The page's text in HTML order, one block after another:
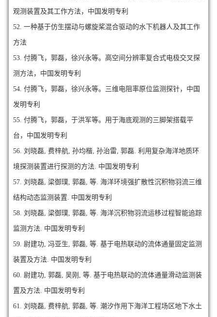
观测装置及其工作方法，中国发明专利
52. 一种基于仿生摆动与螺旋桨混合驱动的水下机器人及其工作
方法
53. 付腾飞，郭磊，徐兴永等。高空间分辨率复合式电极交叉探
测方法，中国发明专利
54. 付腾飞，郭磊，徐兴永等。三维电阻率原位监测探针，中国
发明专利
55. 付腾飞，郭磊，于洪军等。用于海底观测的三脚架搭载平
台，中国发明专利
56. 刘晓磊, 费梓航, 孙均楷, 孙治雷, 郭磊. 利用复杂海洋地质环
境探测装置进行探测的方法. 中国发明专利
57. 刘晓磊, 梁御璞, 郭磊, 等. 海洋环境强扩散性沉积物羽流三维
结构动态监测装置. 中国发明专利
58. 刘晓磊, 梁御璞, 郭磊, 等. 海洋沉积物羽流运移过程智能追踪
监测方法. 中国发明专利
59. 尉建功, 冯亚生, 郭磊, 等. 基于电热联动的流体通量固定监测
装置及方法. 中国发明专利
60. 尉建功, 郭磊, 吴刚, 等. 基于电热联动的流体通量滑动监测装
置及方法. 中国发明专利
61. 刘晓磊, 费梓航, 郭磊, 等. 潮汐作用下海洋工程场区地下水土